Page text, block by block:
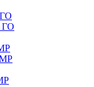
ГО
МР